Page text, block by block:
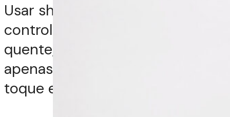
Usar shampoos específicos para
controle de sebo, evitar água
quente, aplicar condicionador
apenas nas pontas e reduzir o
toque excessivo na raiz.